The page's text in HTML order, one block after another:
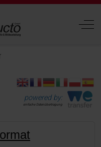
Off-
powered by:
einfache Datenübertragung